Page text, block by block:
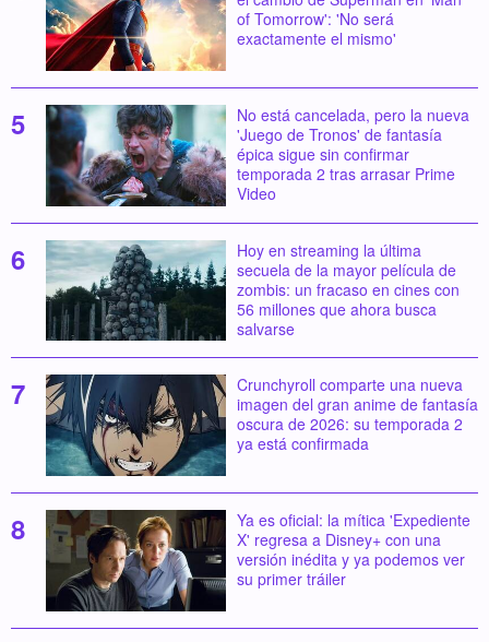
of Tomorrow': 'No será
exactamente el mismo'
No está cancelada, pero la nueva
'Juego de Tronos' de fantasía
épica sigue sin confirmar
temporada 2 tras arrasar Prime
Video
Hoy en streaming la última
secuela de la mayor película de
zombis: un fracaso en cines con
56 millones que ahora busca
salvarse
Crunchyroll comparte una nueva
imagen del gran anime de fantasía
oscura de 2026: su temporada 2
ya está confirmada
Ya es oficial: la mítica 'Expediente
X' regresa a Disney+ con una
versión inédita y ya podemos ver
su primer tráiler